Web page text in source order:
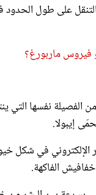
على طول
فيروس ماربورغ؟
نفسها التي
إيبولا.
في شكل
الفاكهة.